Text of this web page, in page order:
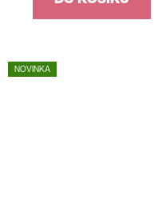
NOVINKA